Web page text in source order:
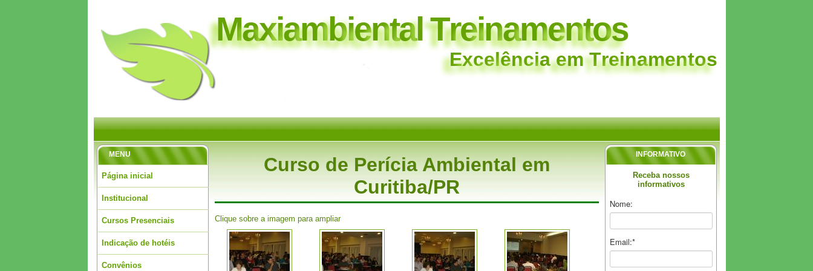
Maxiambiental Treinamentos
Excelência em Treinamentos
MENU
Página inicial
Institucional
Cursos Presenciais
Indicação de hotéis
Convênios
INFORMATIVO
Receba nossos
informativos
Nome:
Email:*
Curso de Perícia Ambiental em
Curitiba/PR
Clique sobre a imagem para ampliar